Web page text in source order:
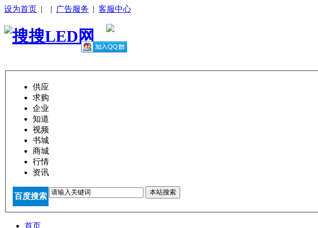
设为首页 | | 广告服务 | 客服中心
供应
求购
企业
知道
视频
书城
商城
行情
资讯
百度搜索 本站搜索
首页